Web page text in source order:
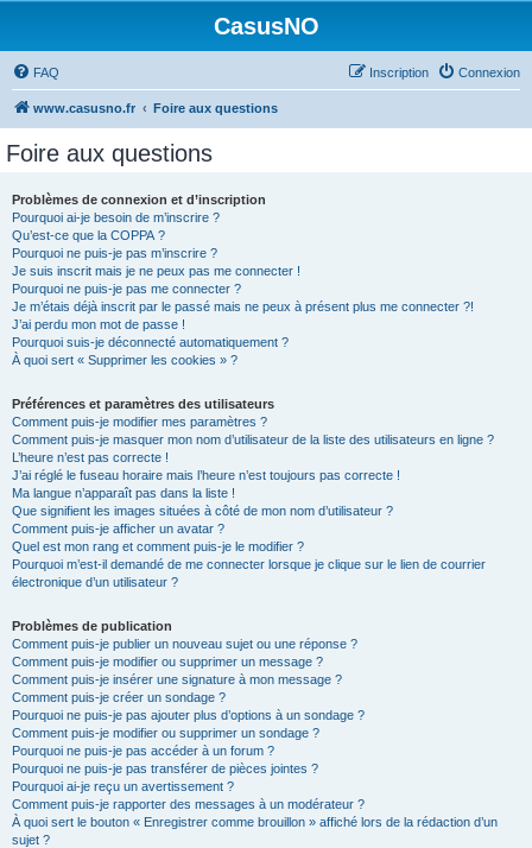
CasusNO
FAQ Connexion
Inscription
www.casusno.fr Foire aux questions
Foire aux questions
Problèmes de connexion et d’inscription
Pourquoi ai-je besoin de m’inscrire ?
Qu’est-ce que la COPPA ?
Pourquoi ne puis-je pas m’inscrire ?
Je suis inscrit mais je ne peux pas me connecter !
Pourquoi ne puis-je pas me connecter ?
Je m’étais déjà inscrit par le passé mais ne peux à présent plus me connecter ?!
J’ai perdu mon mot de passe !
Pourquoi suis-je déconnecté automatiquement ?
À quoi sert « Supprimer les cookies » ?
Préférences et paramètres des utilisateurs
Comment puis-je modifier mes paramètres ?
Comment puis-je masquer mon nom d’utilisateur de la liste des utilisateurs en ligne ?
L’heure n’est pas correcte !
J’ai réglé le fuseau horaire mais l’heure n’est toujours pas correcte !
Ma langue n’apparaît pas dans la liste !
Que signifient les images situées à côté de mon nom d’utilisateur ?
Comment puis-je afficher un avatar ?
Quel est mon rang et comment puis-je le modifier ?
Pourquoi m’est-il demandé de me connecter lorsque je clique sur le lien de courrier
électronique d’un utilisateur ?
Problèmes de publication
Comment puis-je publier un nouveau sujet ou une réponse ?
Comment puis-je modifier ou supprimer un message ?
Comment puis-je insérer une signature à mon message ?
Comment puis-je créer un sondage ?
Pourquoi ne puis-je pas ajouter plus d’options à un sondage ?
Comment puis-je modifier ou supprimer un sondage ?
Pourquoi ne puis-je pas accéder à un forum ?
Pourquoi ne puis-je pas transférer de pièces jointes ?
Pourquoi ai-je reçu un avertissement ?
Comment puis-je rapporter des messages à un modérateur ?
À quoi sert le bouton « Enregistrer comme brouillon » affiché lors de la rédaction d’un
sujet ?